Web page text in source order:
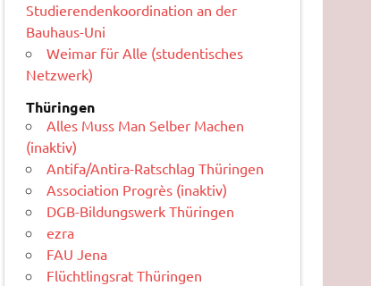
Studierendenkoordination an der
Bauhaus-Uni
Weimar für Alle (studentisches
Netzwerk)
Thüringen
Alles Muss Man Selber Machen
(inaktiv)
Antifa/Antira-Ratschlag Thüringen
Association Progrès (inaktiv)
DGB-Bildungswerk Thüringen
ezra
FAU Jena
Flüchtlingsrat Thüringen